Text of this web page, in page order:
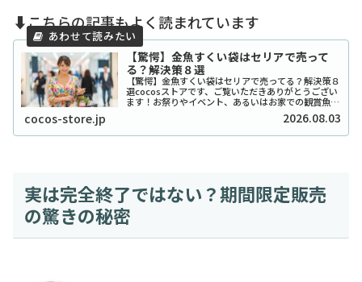
⬇️こちらの記事もよく読まれています
【驚愕】金魚すくい袋はセリアで売って
る？解決策８選
【驚愕】金魚すくい袋はセリアで売ってる？解決策８
選cocosストアです、ご覧いただきありがとうござい
ます！お祭りやイベント、あるいはお家での観賞魚飼
育で欠かせない「金魚すくいの袋」。ふと必要になっ
たとき、100円ショップのセリアで手に入った...
cocos-store.jp 2026.08.03
実は完全終了ではない？期間限定販売
の驚きの秘密